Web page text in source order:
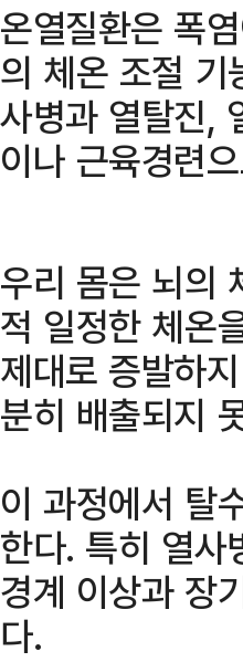
온열질환은 폭
의 체온 조절 기
사병과 열탈진,
이나 근육경련
우리 몸은 뇌의
적 일정한 체온
제대로 증발하
분히 배출되지
이 과정에서 탈
한다. 특히 열사
경계 이상과 장
다.